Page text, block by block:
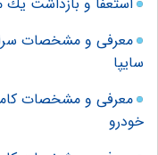
سایپا
خودرو